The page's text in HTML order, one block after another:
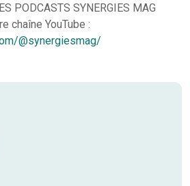
PODCASTS SYNERGIES MAG
chaîne YouTube :
@synergiesmag/